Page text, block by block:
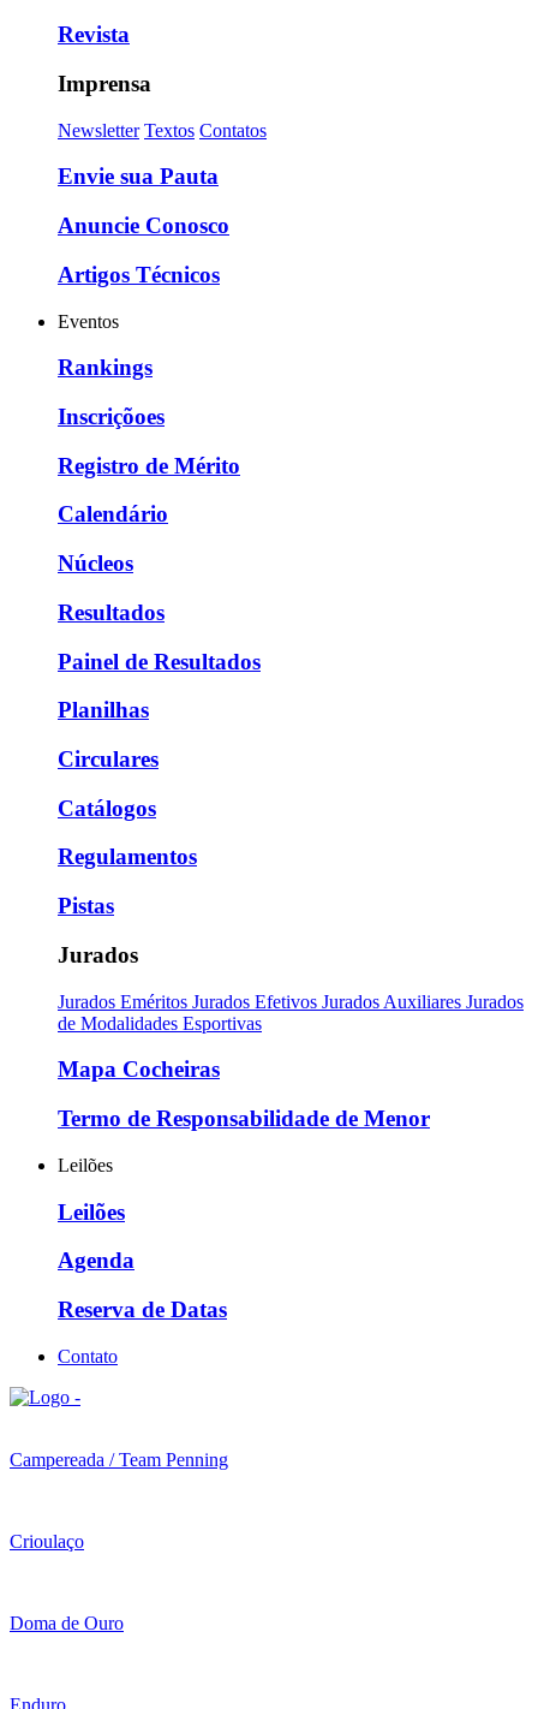
Revista
Imprensa
Newsletter Textos Contatos
Envie sua Pauta
Anuncie Conosco
Artigos Técnicos
Eventos
Rankings
Inscriçõoes
Registro de Mérito
Calendário
Núcleos
Resultados
Painel de Resultados
Planilhas
Circulares
Catálogos
Regulamentos
Pistas
Jurados
Jurados Eméritos Jurados Efetivos Jurados Auxiliares Jurados
de Modalidades Esportivas
Mapa Cocheiras
Termo de Responsabilidade de Menor
Leilões
Leilões
Agenda
Reserva de Datas
Contato
Campereada / Team Penning
Crioulaço
Doma de Ouro
Enduro